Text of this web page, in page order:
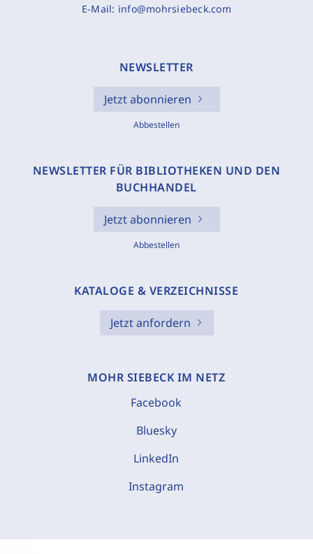
E-Mail: info@mohrsiebeck.com
NEWSLETTER
Jetzt abonnieren
Abbestellen
NEWSLETTER FÜR BIBLIOTHEKEN UND DEN
BUCHHANDEL
Jetzt abonnieren
Abbestellen
KATALOGE & VERZEICHNISSE
Jetzt anfordern
MOHR SIEBECK IM NETZ
Facebook
Bluesky
LinkedIn
Instagram